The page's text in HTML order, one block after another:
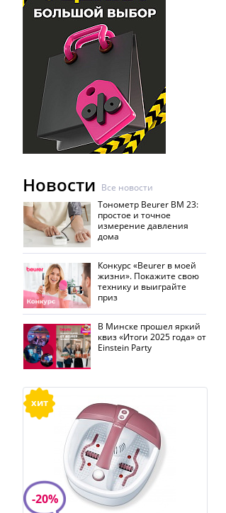
Новости Все новости
Тонометр Beurer BM 23:
простое и точное
измерение давления
дома
Конкурс «Beurer в моей
жизни». Покажите свою
технику и выиграйте
приз
В Минске прошел яркий
квиз «Итоги 2025 года» от
Einstein Party
хит
-20%